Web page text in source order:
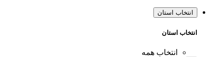
انتخاب استان
انتخاب استان
انتخاب همه